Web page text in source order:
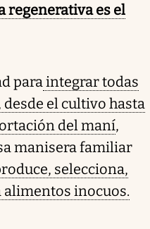
regenerativa es el
para integrar todas
el cultivo hasta
del maní,
manisera familiar
selecciona,
alimentos inocuos.